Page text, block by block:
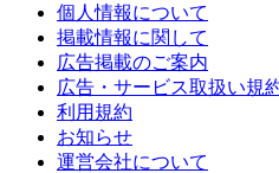
個人情報について
掲載情報に関して
広告掲載のご案内
広告・サービス取扱い規
利用規約
お知らせ
運営会社について